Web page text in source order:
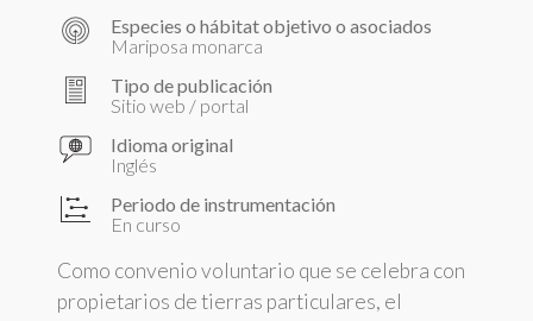
Especies o hábitat objetivo o asociados
Mariposa monarca
Tipo de publicación
Sitio web / portal
Idioma original
Inglés
Periodo de instrumentación
En curso
Como convenio voluntario que se celebra con
propietarios de tierras particulares, el